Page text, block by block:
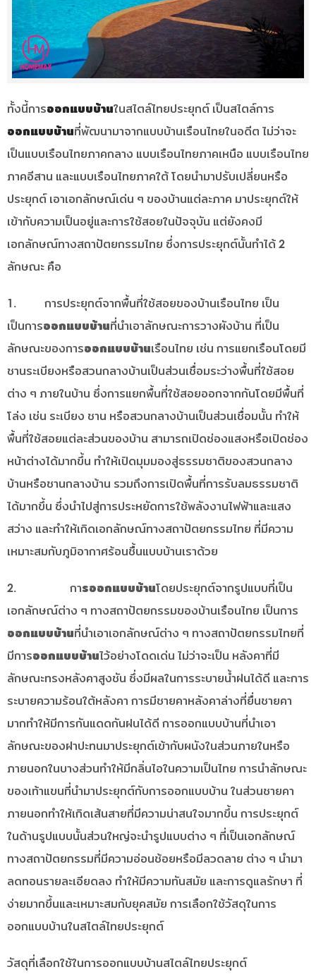
ทั้งนี้การออกแบบบ้านในสไตล์ไทยประยุกต์ เป็นสไตล์การ
ออกแบบบ้านที่พัฒนามาจากแบบบ้านเรือนไทยในอดีต ไม่ว่าจะ
เป็นแบบเรือนไทยภาคกลาง แบบเรือนไทยภาคเหนือ แบบเรือนไทย
ภาคอีสาน และแบบเรือนไทยภาคใต้ โดยนำมาปรับเปลี่ยนหรือ
ประยุกต์ เอาเอกลักษณ์เด่น ๆ ของบ้านแต่ละภาค มาประยุกต์ให้
เข้ากับความเป็นอยู่และการใช้สอยในปัจจุบัน แต่ยังคงมี
เอกลักษณ์ทางสถาปัตยกรรมไทย ซึ่งการประยุกต์นั้นทำได้ 2
ลักษณะ คือ
1. การประยุกต์จากพื้นที่ใช้สอยของบ้านเรือนไทย เป็น
เป็นการออกแบบบ้านที่นำเอาลักษณะการวางผังบ้าน ที่เป็น
ลักษณะของการออกแบบบ้านเรือนไทย เช่น การแยกเรือนโดยมี
ชานระเบียงหรือสวนกลางบ้านเป็นส่วนเชื่อมระว่างพื้นที่ใช้สอย
ต่าง ๆ ภายในบ้าน ซึ่งการแยกพื้นที่ใช้สอยออกจากกันโดยมีพื้นที่
โล่ง เช่น ระเบียง ชาน หรือสวนกลางบ้านเป็นส่วนเชื่อมนั้น ทำให้
พื้นที่ใช้สอยแต่ละส่วนของบ้าน สามารถเปิดช่องแสงหรือเปิดช่อง
หน้าต่างได้มากขึ้น ทำให้เปิดมุมมองสู่ธรรมชาติของสวนกลาง
บ้านหรือชานกลางบ้าน รวมถึงการเปิดพื้นที่การรับลมธรรมชาติ
ได้มากขึ้น ซึ่งนำไปสู่การประหยัดการใช้พลังงานไฟฟ้าและแสง
สว่าง และทำให้เกิดเอกลักษณ์ทางสถาปัตยกรรมไทย ที่มีความ
เหมาะสมกับภูมิอากาศร้อนชื้นแบบบ้านเราด้วย
2. การออกแบบบ้านโดยประยุกต์จากรูปแบบที่เป็น
เอกลักษณ์ต่าง ๆ ทางสถาปัตยกรรมของบ้านเรือนไทย เป็นการ
ออกแบบบ้านที่นำเอาเอกลักษณ์ต่าง ๆ ทางสถาปัตยกรรมไทยที่
มีการออกแบบบ้านไว้อย่างโดดเด่น ไม่ว่าจะเป็น หลังคาที่มี
ลักษณะทรงหลังคาสูงชัน ซึ่งมีผลในการระบายน้ำฝนได้ดี และการ
ระบายความร้อนใต้หลังคา การมีชายคาหลังคาล่างที่ยื่นชายคา
มากทำให้มีการกันแดดกันฝนได้ดี การออกแบบบ้านที่นำเอา
ลักษณะของฝาปะทนมาประยุกต์เข้ากับผนังในส่วนภายในหรือ
ภายนอกในบางส่วนทำให้มีกลิ่นไอในความเป็นไทย การนำลักษณะ
ของเท้าแขนที่นำมาประยุกต์กับการออกแบบบ้าน ในส่วนชายคา
ภายนอกทำให้เกิดเส้นสายที่มีความน่าสนใจมากขึ้น การประยุกต์
ในด้านรูปแบบนั้นส่วนใหญ่จะนำรูปแบบต่าง ๆ ที่เป็นเอกลักษณ์
ทางสถาปัตยกรรมที่มีความอ่อนช้อยหรือมีลวดลาย ต่าง ๆ นำมา
ลดทอนรายละเอียดลง ทำให้มีความทันสมัย และการดูแลรักษา ที่
ง่ายมากขึ้นและเหมาะสมกับยุคสมัย การเลือกใช้วัสดุในการ
ออกแบบบ้านในสไตล์ไทยประยุกต์
วัสดุที่เลือกใช้ในการออกแบบบ้านสไตล์ไทยประยุกต์